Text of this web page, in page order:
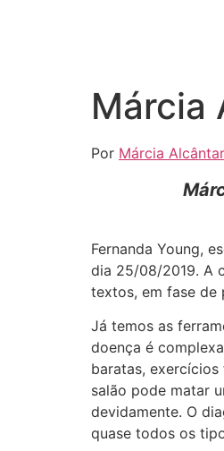
Márcia
Por Márcia
Fernanda Young,
dia 25/08/2019. A
textos, em fase de
Já temos as
doença é
baratas,
salão pode matar
devidamente. O
quase todos os